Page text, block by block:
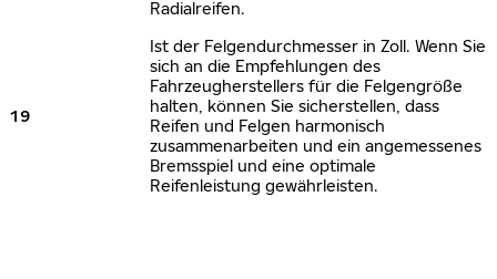
Radialreifen.
19
Ist der Felgendurchmesser in Zoll. Wenn Sie
sich an die Empfehlungen des
Fahrzeugherstellers für die Felgengröße
halten, können Sie sicherstellen, dass
Reifen und Felgen harmonisch
zusammenarbeiten und ein angemessenes
Bremsspiel und eine optimale
Reifenleistung gewährleisten.